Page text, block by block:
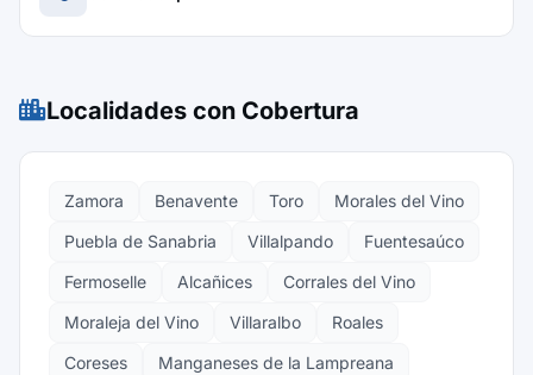
Localidades con Cobertura
Zamora Benavente Toro
Morales del Vino
Puebla de Sanabria
Villalpando
Fuentesaúco
Fermoselle
Alcañices
Corrales del Vino
Moraleja del Vino
Villaralbo
Roales
Coreses
Manganeses de la Lampreana